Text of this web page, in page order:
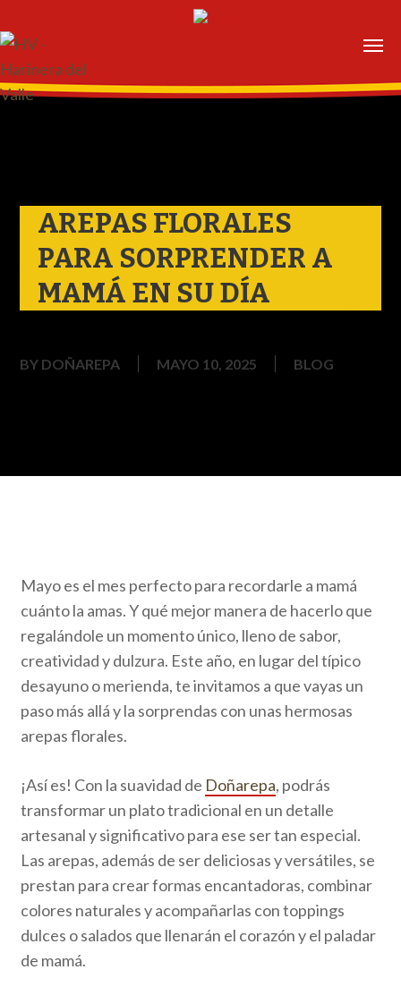
to
main
content
AREPAS FLORALES
PARA SORPRENDER A
MAMÁ EN SU DÍA
BY DOÑAREPA MAYO 10, 2025 BLOG
Mayo es el mes perfecto para recordarle a mamá
cuánto la amas. Y qué mejor manera de hacerlo que
regalándole un momento único, lleno de sabor,
creatividad y dulzura. Este año, en lugar del típico
desayuno o merienda, te invitamos a que vayas un
paso más allá y la sorprendas con unas hermosas
arepas florales.
¡Así es! Con la suavidad de Doñarepa, podrás
transformar un plato tradicional en un detalle
artesanal y significativo para ese ser tan especial.
Las arepas, además de ser deliciosas y versátiles, se
prestan para crear formas encantadoras, combinar
colores naturales y acompañarlas con toppings
dulces o salados que llenarán el corazón y el paladar
de mamá.